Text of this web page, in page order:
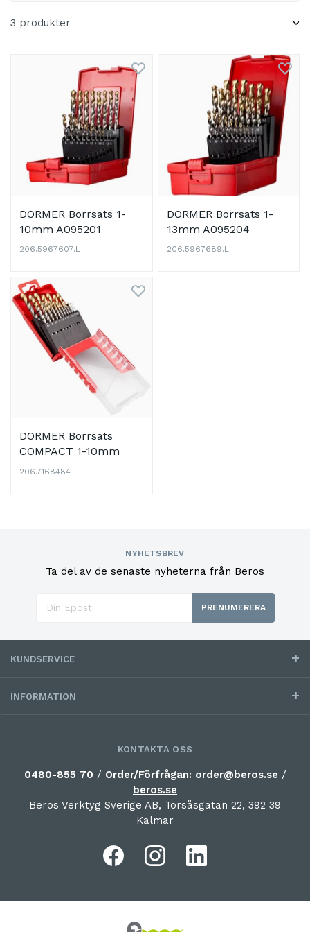
3 produkter
DORMER Borrsats 1-
10mm A095201
206.5967607.L
DORMER Borrsats 1-
13mm A095204
206.5967689.L
DORMER Borrsats
COMPACT 1-10mm
A087201
206.7168484
NYHETSBREV
Ta del av de senaste nyheterna från Beros
PRENUMERERA
KUNDSERVICE
INFORMATION
KONTAKTA OSS
0480-855 70 / Order/Förfrågan: order@beros.se /
beros.se
Beros Verktyg Sverige AB, Torsåsgatan 22, 392 39
Kalmar